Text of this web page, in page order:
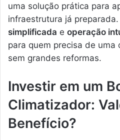
uma solução prática para
infraestrutura já preparada.
simplificada e operação
para quem precisa de uma
sem grandes reformas.
Investir em um
Climatizador:
Benefício?